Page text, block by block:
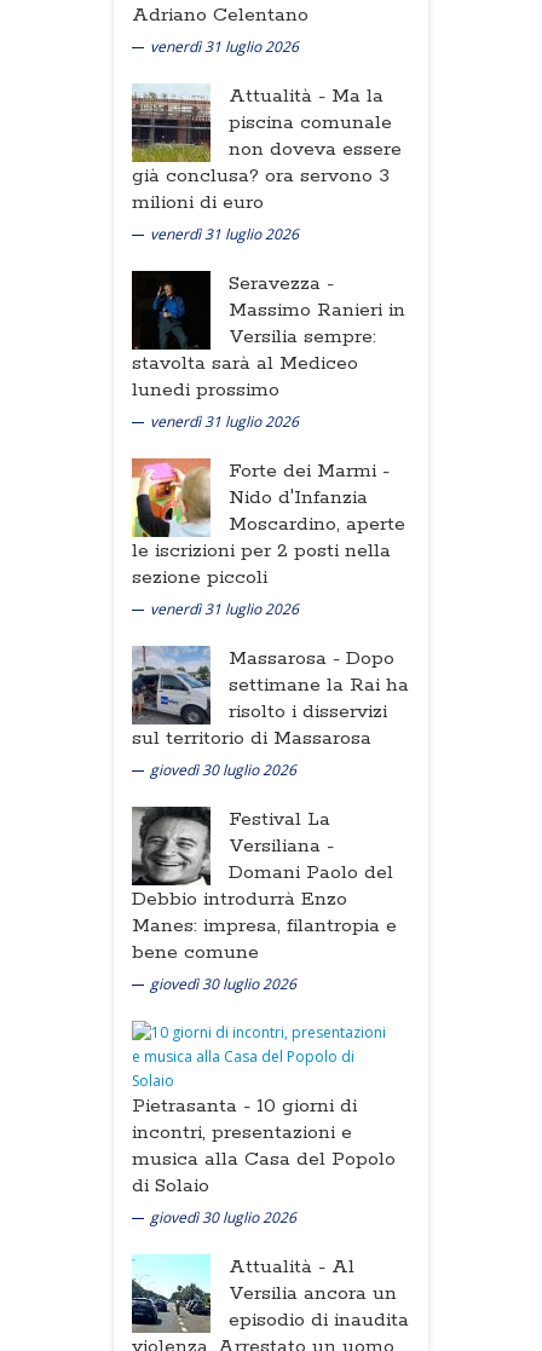
Adriano Celentano
venerdì 31 luglio 2026
Attualità - Ma la
piscina comunale
non doveva essere
già conclusa? ora servono 3
milioni di euro
venerdì 31 luglio 2026
Seravezza -
Massimo Ranieri in
Versilia sempre:
stavolta sarà al Mediceo
lunedi prossimo
venerdì 31 luglio 2026
Forte dei Marmi -
Nido d'Infanzia
Moscardino, aperte
le iscrizioni per 2 posti nella
sezione piccoli
venerdì 31 luglio 2026
Massarosa - Dopo
settimane la Rai ha
risolto i disservizi
sul territorio di Massarosa
giovedì 30 luglio 2026
Festival La
Versiliana -
Domani Paolo del
Debbio introdurrà Enzo
Manes: impresa, filantropia e
bene comune
giovedì 30 luglio 2026
Pietrasanta - 10 giorni di
incontri, presentazioni e
musica alla Casa del Popolo
di Solaio
giovedì 30 luglio 2026
Attualità - Al
Versilia ancora un
episodio di inaudita